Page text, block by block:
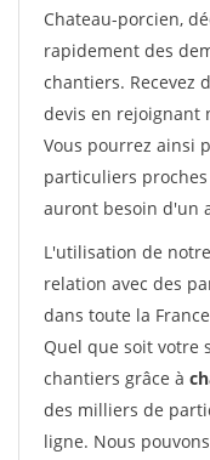
Chateau-porcien,
rapidement des
chantiers. Recevez
devis en rejoignant
Vous pourrez ainsi
particuliers
auront besoin d'un
L'utilisation de
relation avec des
dans toute la
Quel que soit votre
chantiers grâce à
des milliers de
ligne. Nous